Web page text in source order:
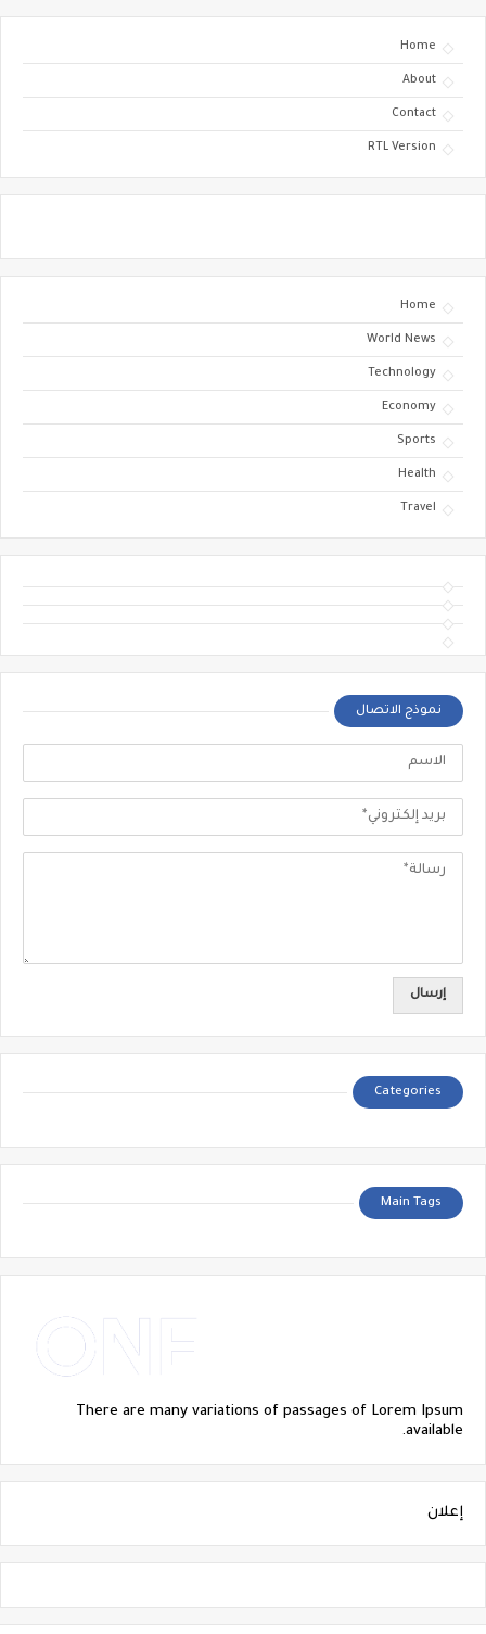
Home
About
Contact
RTL Version
Home
World News
Technology
Economy
Sports
Health
Travel
نموذج الاتصال
Categories
Main Tags
There are many variations of passages of Lorem Ipsum
available.
إعلان